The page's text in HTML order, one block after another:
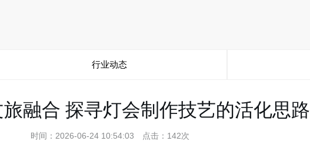
行业动态
融合 探寻灯会制作技艺的活化思路
时间：2026-06-24 10:54:03 点击：142次